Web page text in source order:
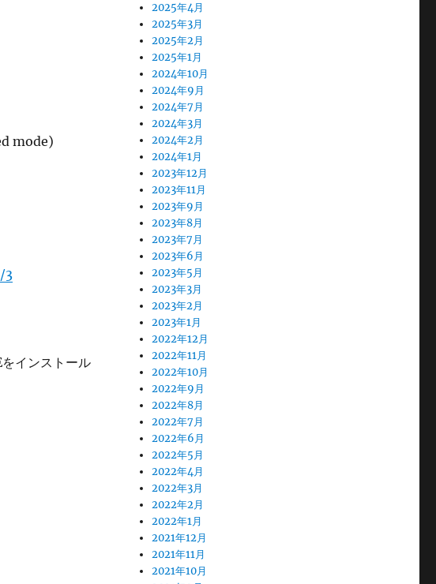
mode)
3
インストール
2025年4月
2025年3月
2025年2月
2025年1月
2024年10月
2024年9月
2024年7月
2024年3月
2024年2月
2024年1月
2023年12月
2023年11月
2023年9月
2023年8月
2023年7月
2023年6月
2023年5月
2023年3月
2023年2月
2023年1月
2022年12月
2022年11月
2022年10月
2022年9月
2022年8月
2022年7月
2022年6月
2022年5月
2022年4月
2022年3月
2022年2月
2022年1月
2021年12月
2021年11月
2021年10月